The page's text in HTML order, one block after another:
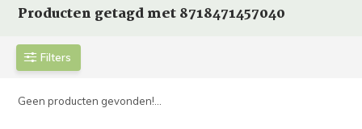
Producten getagd met 8718471457040
Filters
Geen producten gevonden!...